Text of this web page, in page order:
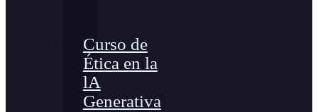
Curso de
Ética en la
lA
Generativa